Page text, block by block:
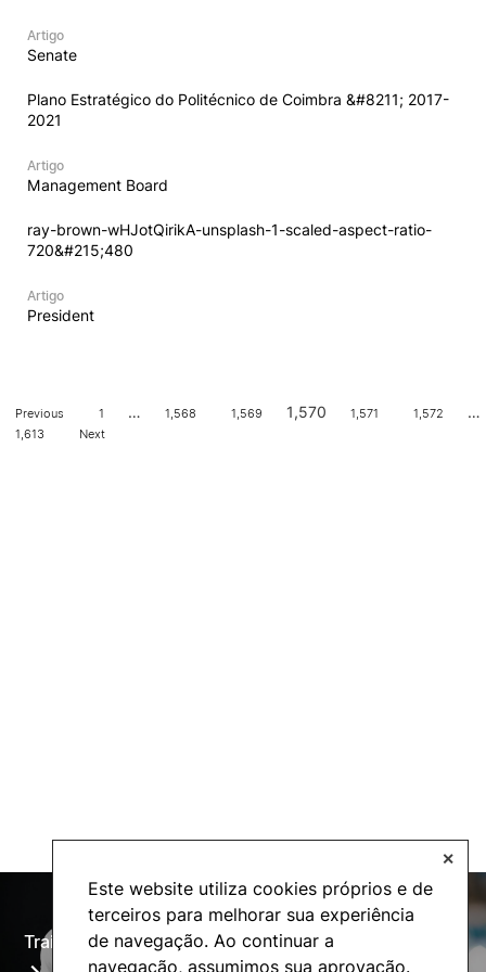
Este website utiliza cookies próprios e de
terceiros para melhorar sua experiência
de navegação. Ao continuar a
navegação, assumimos sua aprovação.
✕
Artigo
Senate
Plano Estrategico do Politecnico de Coimbra &#8211; 2017-
2021
Artigo
Management Board
ray-brown-wHJotQirikA-unsplash-1-scaled-aspect-ratio-
720&#215;480
Artigo
President
Previous 1 … 1,568 1,569 1,570 1,571 1,572 …
1,613 Next
Training Offer Alumni